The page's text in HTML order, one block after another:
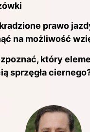
prawo
na możliwość
który
sprzęgła